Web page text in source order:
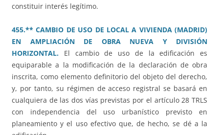
constituir interés legítimo.
455.** CAMBIO DE USO DE LOCAL A VIVIENDA (MADRID)
EN AMPLIACIÓN DE OBRA NUEVA Y DIVISIÓN
HORIZONTAL. El cambio de uso de la edificación es
equiparable a la modificación de la declaración de obra
inscrita, como elemento definitorio del objeto del derecho,
y, por tanto, su régimen de acceso registral se basará en
cualquiera de las dos vías previstas por el artículo 28 TRLS
con independencia del uso urbanístico previsto en
planeamiento y el uso efectivo que, de hecho, se dé a la